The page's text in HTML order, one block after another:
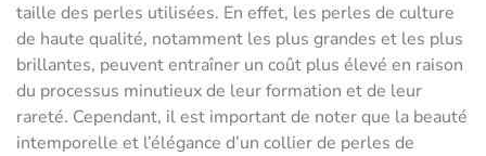
taille des perles utilisées. En effet, les perles de culture
de haute qualité, notamment les plus grandes et les plus
brillantes, peuvent entraîner un coût plus élevé en raison
du processus minutieux de leur formation et de leur
rareté. Cependant, il est important de noter que la beauté
intemporelle et l’élégance d’un collier de perles de